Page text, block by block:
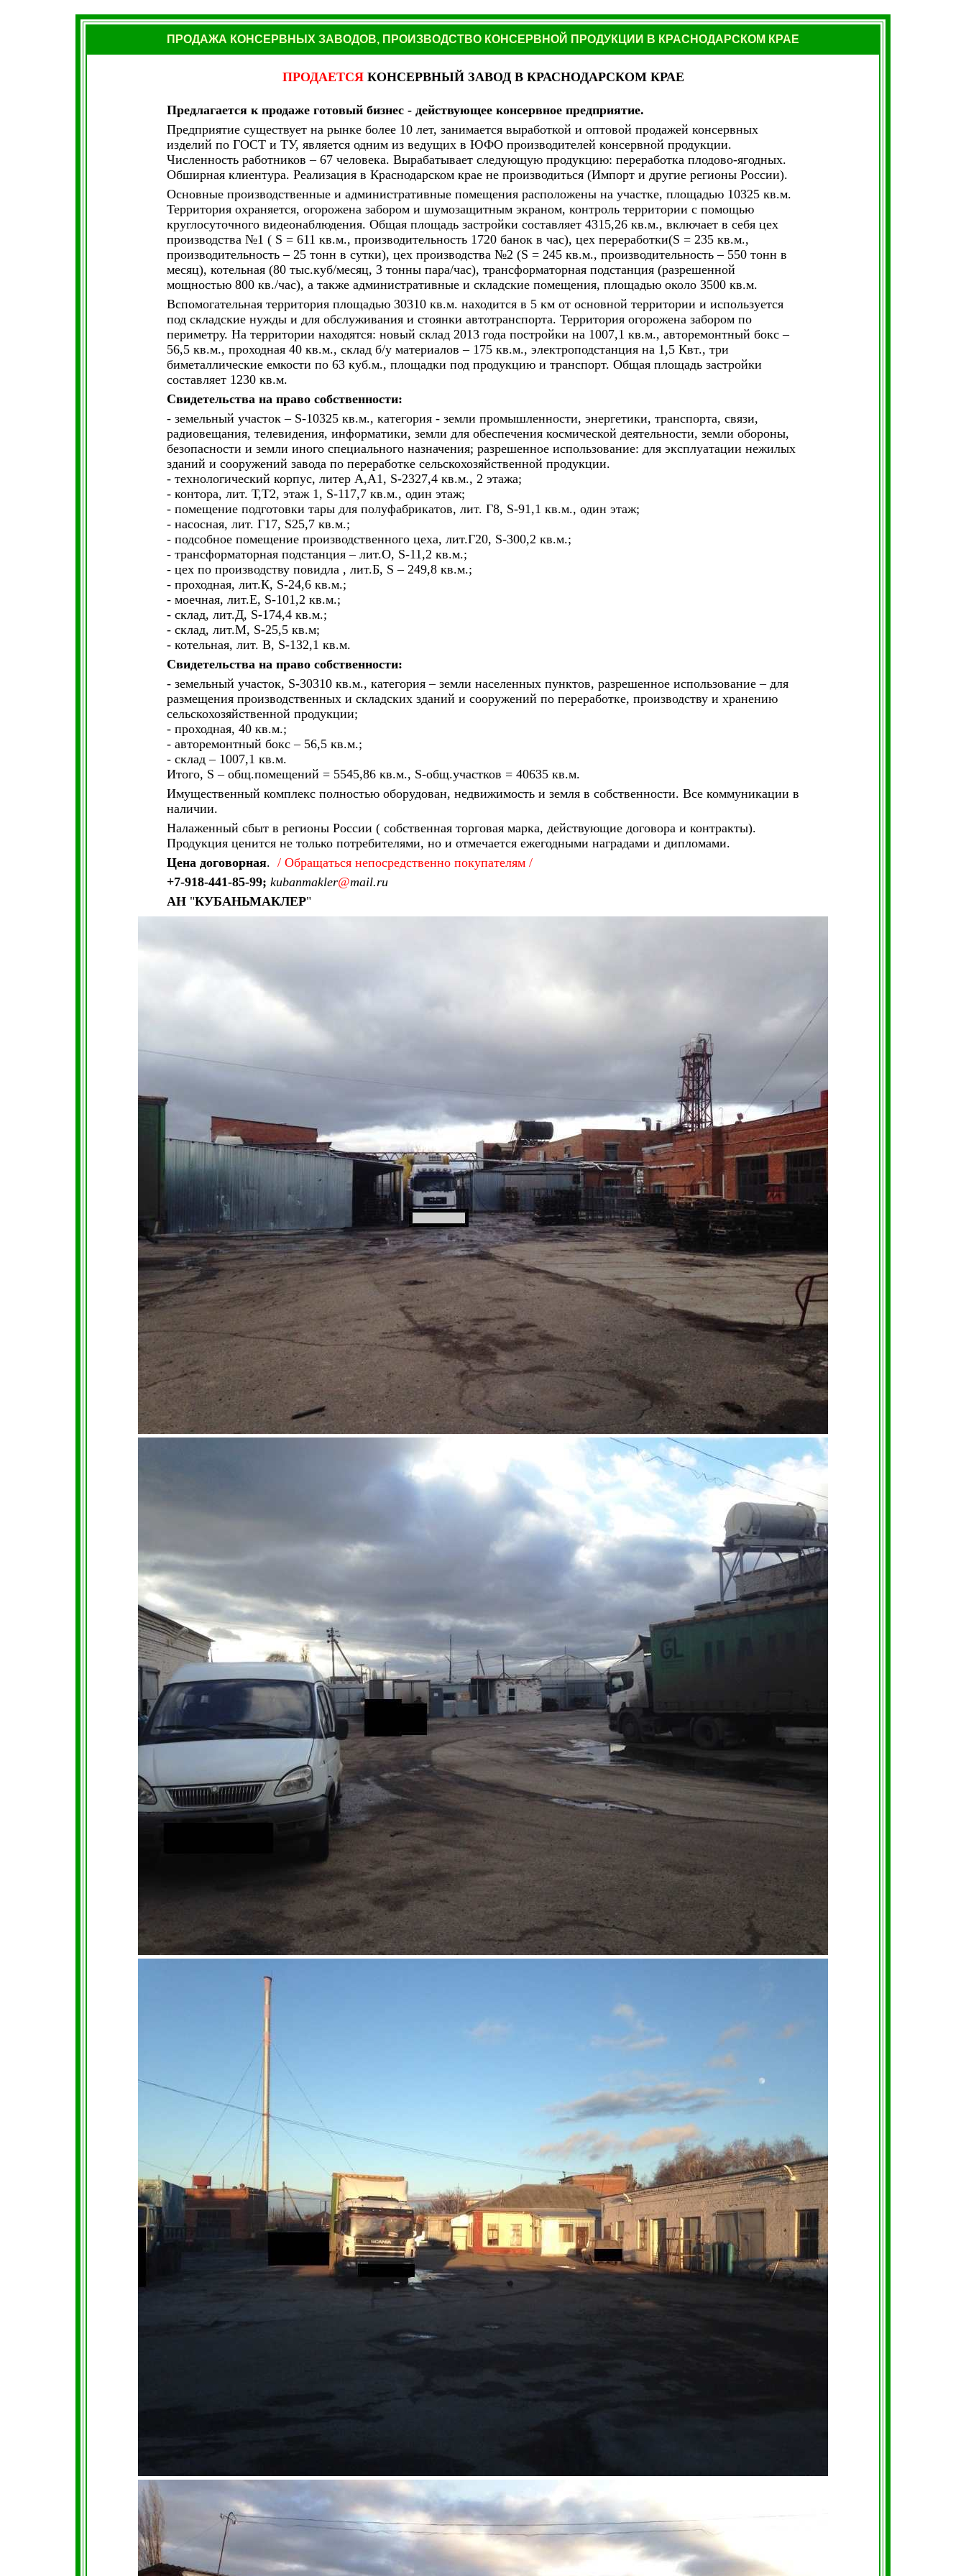
ПРОДАЖА КОНСЕРВНЫХ ЗАВОДОВ, ПРОИЗВОДСТВО КОНСЕРВНОЙ ПРОДУКЦИИ В КРАСНОДАРСКОМ КРАЕ
ПРОДАЕТСЯ КОНСЕРВНЫЙ ЗАВОДВ КРАСНОДАРСКОМ КРАЕ
Предлагается к продаже готовый бизнес - действующее консервное предприятие.
Предприятие существует на рынке более 10 лет, занимается выработкой и оптовой продажей консервных
изделий по ГОСТ и ТУ, является одним из ведущих в ЮФО производителей консервной продукции.
Численность работников – 67 человека. Вырабатывает следующую продукцию: переработка плодово-ягодных.
Обширная клиентура. Реализация в Краснодарском крае не производиться (Импорт и другие регионы России).
Основные производственные и административные помещения расположены на участке, площадью 10325 кв.м.
Территория охраняется, огорожена забором и шумозащитным экраном, контроль территории с помощью
круглосуточного видеонаблюдения. Общая площадь застройки составляет 4315,26 кв.м., включает в себя цех
производства №1 ( S = 611 кв.м., производительность 1720 банок в час), цех переработки(S = 235 кв.м.,
производительность – 25 тонн в сутки), цех производства №2 (S = 245 кв.м., производительность – 550 тонн в
месяц), котельная (80 тыс.куб/месяц, 3 тонны пара/час), трансформаторная подстанция (разрешенной
мощностью 800 кв./час), а также административные и складские помещения, площадью около 3500 кв.м.
Вспомогательная территория площадью 30310 кв.м. находится в 5 км от основной территории и используется
под складские нужды и для обслуживания и стоянки автотранспорта. Территория огорожена забором по
периметру. На территории находятся: новый склад 2013 года постройки на 1007,1 кв.м., авторемонтный бокс –
56,5 кв.м., проходная 40 кв.м., склад б/у материалов – 175 кв.м., электроподстанция на 1,5 Квт., три
биметаллические емкости по 63 куб.м., площадки под продукцию и транспорт. Общая площадь застройки
составляет 1230 кв.м.
Свидетельства на право собственности:
- земельный участок – S-10325 кв.м., категория - земли промышленности, энергетики, транспорта, связи,
радиовещания, телевидения, информатики, земли для обеспечения космической деятельности, земли обороны,
безопасности и земли иного специального назначения; разрешенное использование: для эксплуатации нежилых
зданий и сооружений завода по переработке сельскохозяйственной продукции.
- технологический корпус, литер А,А1, S-2327,4 кв.м., 2 этажа;
- контора, лит. Т,Т2, этаж 1, S-117,7 кв.м., один этаж;
- помещение подготовки тары для полуфабрикатов, лит. Г8, S-91,1 кв.м., один этаж;
- насосная, лит. Г17, S25,7 кв.м.;
- подсобное помещение производственного цеха, лит.Г20, S-300,2 кв.м.;
- трансформаторная подстанция – лит.О, S-11,2 кв.м.;
- цех по производству повидла , лит.Б, S – 249,8 кв.м.;
- проходная, лит.К, S-24,6 кв.м.;
- моечная, лит.Е, S-101,2 кв.м.;
- склад, лит.Д, S-174,4 кв.м.;
- склад, лит.М, S-25,5 кв.м;
- котельная, лит. В, S-132,1 кв.м.
Свидетельства на право собственности:
- земельный участок, S-30310 кв.м., категория – земли населенных пунктов, разрешенное использование – для
размещения производственных и складских зданий и сооружений по переработке, производству и хранению
сельскохозяйственной продукции;
- проходная, 40 кв.м.;
- авторемонтный бокс – 56,5 кв.м.;
- склад – 1007,1 кв.м.
Итого, S – общ.помещений = 5545,86 кв.м., S-общ.участков = 40635 кв.м.
Имущественный комплекс полностью оборудован, недвижимость и земля в собственности. Все коммуникации в
наличии.
Налаженный сбыт в регионы России ( собственная торговая марка, действующие договора и контракты).
Продукция ценится не только потребителями, но и отмечается ежегодными наградами и дипломами.
Цена договорная. / Обращаться непосредственно покупателям /
+7-918-441-85-99; kubanmakler@mail.ru
АН "КУБАНЬМАКЛЕР"